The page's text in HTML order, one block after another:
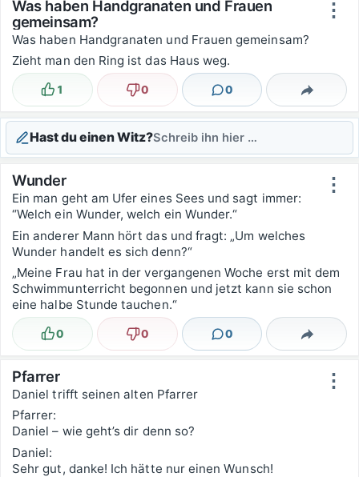
⋮
Was haben Handgranaten und Frauen
gemeinsam?
Was haben Handgranaten und Frauen gemeinsam?
Zieht man den Ring ist das Haus weg.
Lustig
1 Nicht lustig
0 0
Kommentare Teilen
Hast du einen Witz?Schreib ihn hier …
⋮
Wunder
Ein man geht am Ufer eines Sees und sagt immer:
“Welch ein Wunder, welch ein Wunder.“
Ein anderer Mann hört das und fragt: „Um welches
Wunder handelt es sich denn?“
„Meine Frau hat in der vergangenen Woche erst mit dem
Schwimmunterricht begonnen und jetzt kann sie schon
eine halbe Stunde tauchen.“
Lustig
0 Nicht lustig
0 0
Kommentare Teilen
⋮
Pfarrer
Daniel trifft seinen alten Pfarrer
Pfarrer:
Daniel – wie geht’s dir denn so?
Daniel:
Sehr gut, danke! Ich hätte nur einen Wunsch!